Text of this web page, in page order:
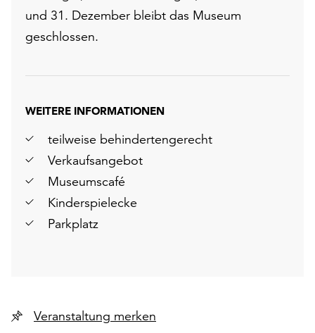
und 31. Dezember bleibt das Museum
geschlossen.
WEITERE INFORMATIONEN
teilweise behindertengerecht
Verkaufsangebot
Museumscafé
Kinderspielecke
Parkplatz
Veranstaltung merken